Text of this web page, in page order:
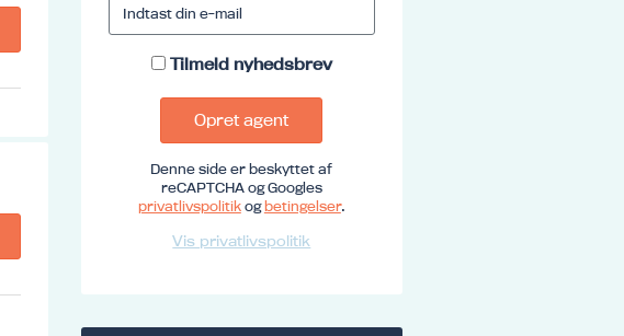
Tilmeld nyhedsbrev
Opret agent
Denne side er beskyttet af
reCAPTCHA og Googles
privatlivspolitikogbetingelser.
Vis privatlivspolitik